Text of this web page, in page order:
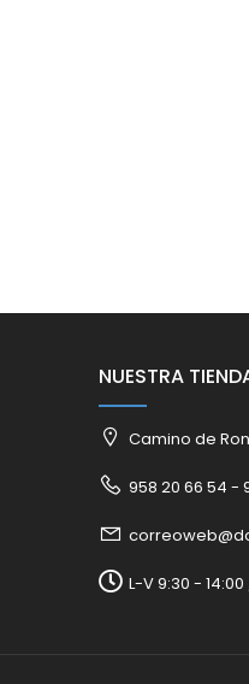
NUESTRA
Camino de
958 20 66 54 -
L-V 9:30 -